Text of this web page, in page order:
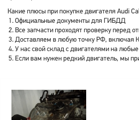
Какие плюсы при покупке двигателя Audi
Официальные документы для ГИБДД
Все запчасти проходят проверку перед
Доставляем в любую точку РФ, включая
У нас свой склад с двигателями на
Если вам нужен редкий двигатель, мы